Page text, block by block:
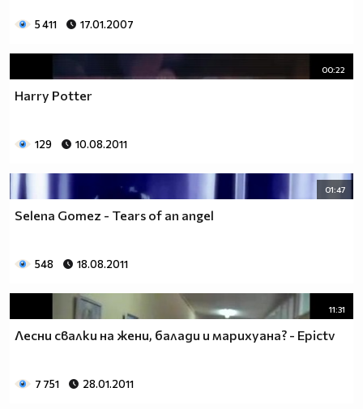
5 411 17.01.2007
00:22
Harry Potter
129 10.08.2011
01:47
Selena Gomez - Tears of an angel
548 18.08.2011
11:31
Лесни свалки на жени, балади и марихуана? - Epictv
7 751 28.01.2011